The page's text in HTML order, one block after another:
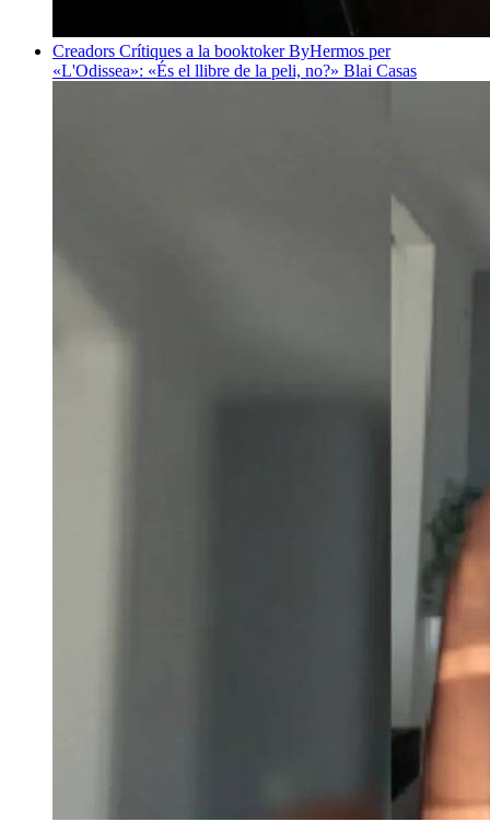
Creadors Crítiques a la booktoker ByHermos per
«L'Odissea»: «És el llibre de la peli, no?» Blai Casas